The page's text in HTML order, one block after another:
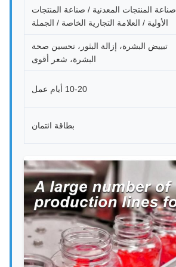
صناعة المنتجات المعدنية / صناعة المنتجات
الأولية / العلامة التجارية الخاصة / الجملة
تبييض البشرة، إزالة البثور، تحسين صحة
البشرة، شعر أقوى
10-20 أيام عمل
بطاقة ائتمان